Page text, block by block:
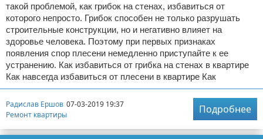
такой проблемой, как грибок на стенах, избавиться от
которого непросто. Грибок способен не только разрушать
строительные конструкции, но и негативно влияет на
здоровье человека. Поэтому при первых признаках
появления спор плесени немедленно приступайте к ее
устранению. Как избавиться от грибка на стенах в квартире
Как навсегда избавиться от плесени в квартире Как
Радислав Ершов 07-03-2019 19:37
Ремонт квартиры
Подробнее